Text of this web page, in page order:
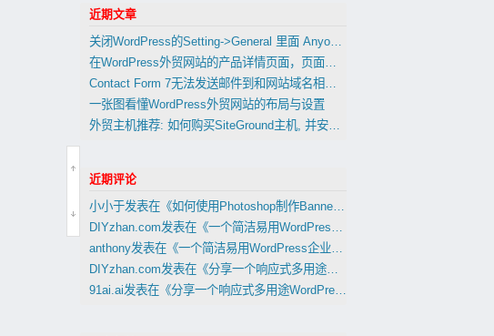
近期文章
关闭WordPress的Setting->General 里面 Anyone can register 会影响到woocommerce的用户注册功能吗？
在WordPress外贸网站的产品详情页面，页面，文章中插入表格
Contact Form 7无法发送邮件到和网站域名相同的邮箱的解决办法
一张图看懂WordPress外贸网站的布局与设置
外贸主机推荐: 如何购买SiteGround主机, 并安装WordPress(置顶)
近期评论
小小于发表在《如何使用Photoshop制作Banner，Slider幻灯片图片
DIYzhan.com发表在《一个简洁易用WordPress企业网站主题1天建外贸B2B网站教程(置顶)
anthony发表在《一个简洁易用WordPress企业网站主题1天建外贸B2B网站教程(置顶)
DIYzhan.com发表在《分享一个响应式多用途WordPress外贸建站主題(适合外贸B2C网站,B2B网站)
91ai.ai发表在《分享一个响应式多用途WordPress外贸建站主題(适合外贸B2C网站,B2B网站)